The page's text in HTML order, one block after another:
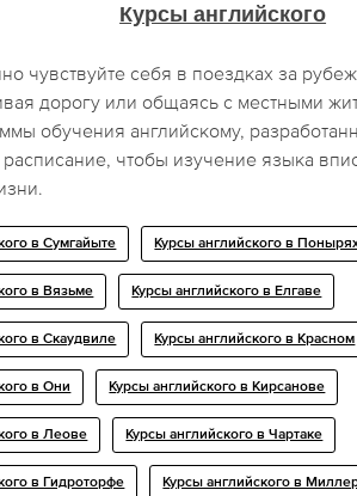
Курсы английского
чувствуйте себя в поездках за
дорогу или общаясь с местными
обучения английскому,
расписание, чтобы изучение языка
в Сумгайыте Курсы английского в
в Вязьме Курсы английского в Елгаве
в Скаудвиле Курсы английского в Красном
в Они Курсы английского в Кирсанове
в Леове Курсы английского в Чартаке
в Гидроторфе Курсы английского в